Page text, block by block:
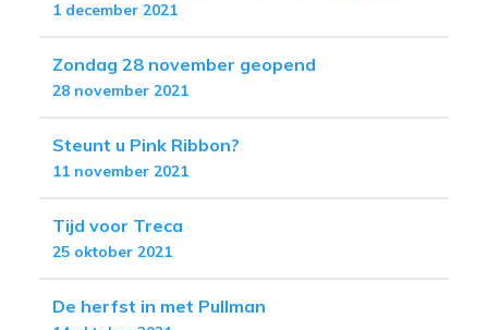
1 december 2021
Zondag 28 november geopend
28 november 2021
Steunt u Pink Ribbon?
11 november 2021
Tijd voor Treca
25 oktober 2021
De herfst in met Pullman